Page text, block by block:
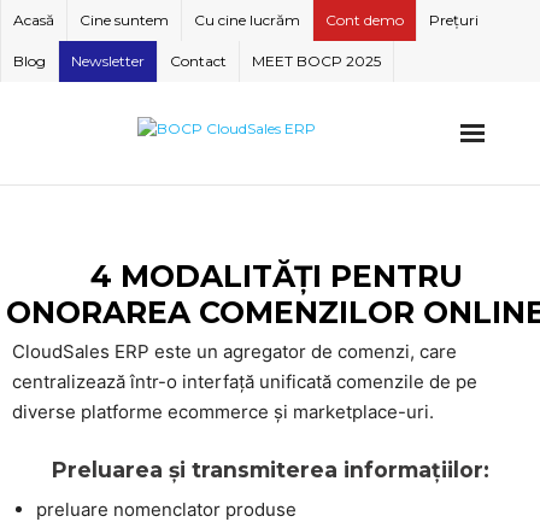
Skip
content
Acasă Cine suntem Cu cine lucrăm Cont demo Prețuri
Blog Newsletter Contact MEET BOCP 2025
4 MODALITĂȚI PENTRU
ONORAREA COMENZILOR
CloudSales ERP este un agregator de comenzi, care
centralizează într-o interfață unificată comenzile de pe
diverse platforme ecommerce și marketplace-uri.
Preluarea și transmiterea informațiilor:
preluare nomenclator produse